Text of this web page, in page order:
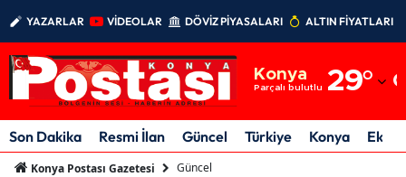
YAZARLAR VİDEOLAR DÖVİZ PİYASALARI ALTIN FİYATLARI
Konya
Parçalı bulutlu 29°
Adıyaman
Afyonkarahisar
Son Dakika Resmi İlan Güncel Türkiye Konya
Konya Postası Gazetesi Güncel